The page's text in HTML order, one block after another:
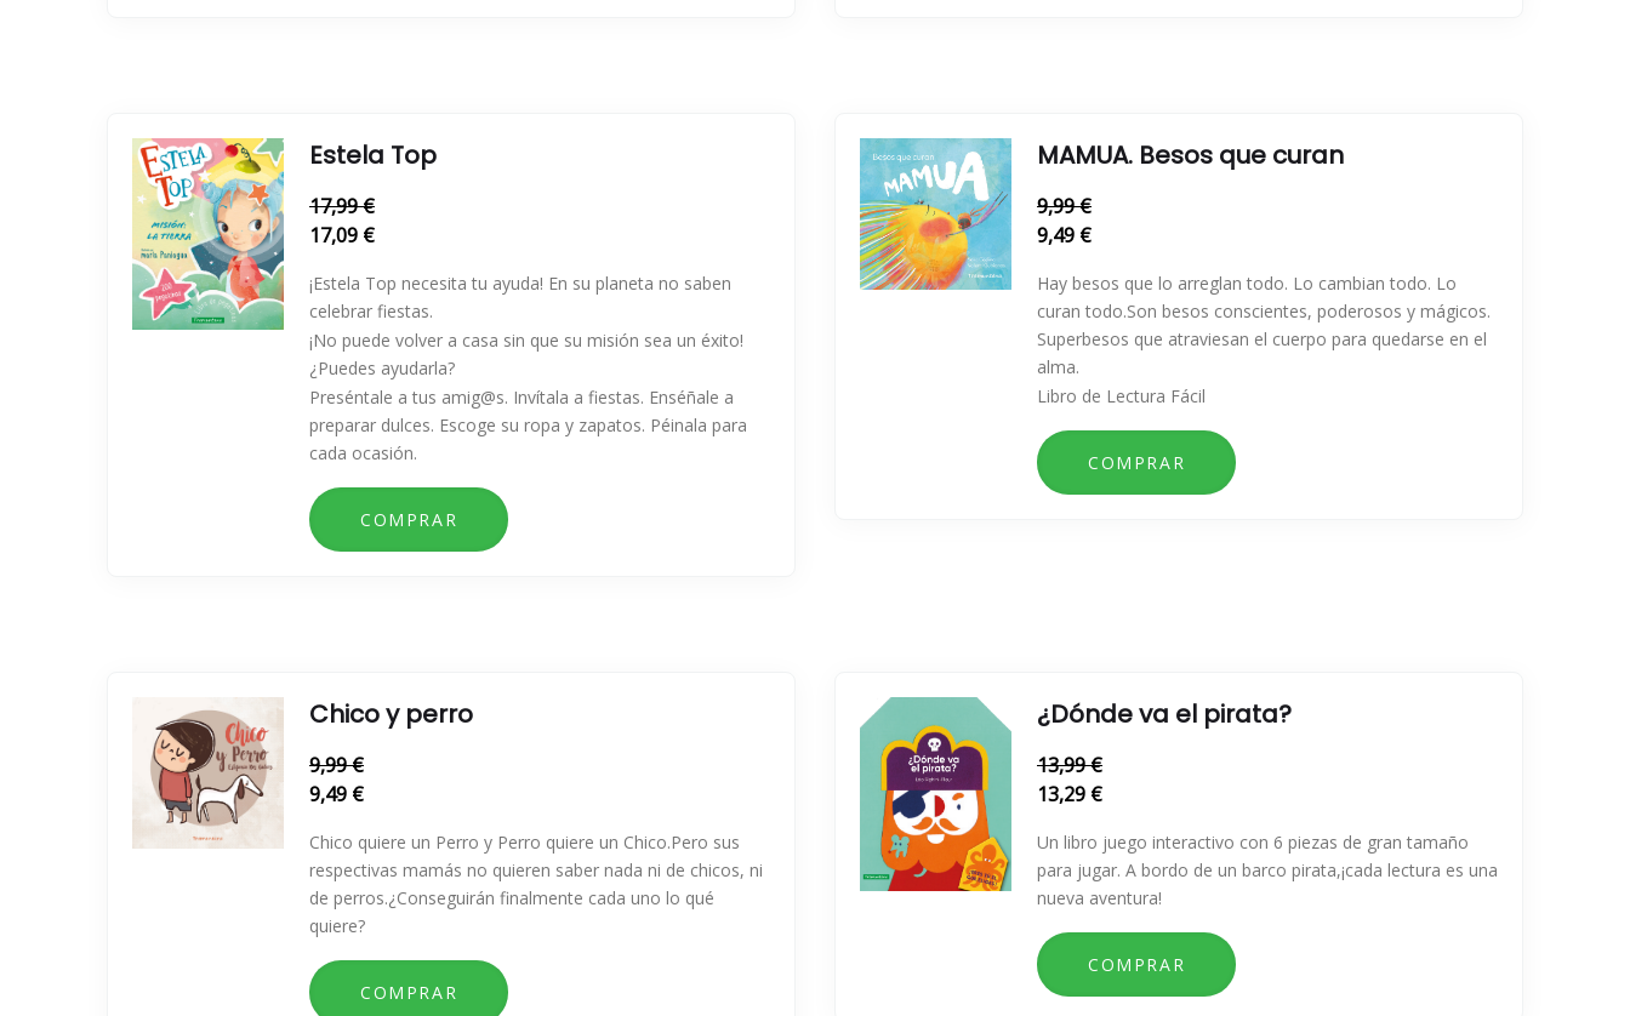
Estela Top
17,99 €
17,09 €
¡Estela Top necesita tu ayuda! En su planeta no saben
celebrar fiestas.
¡No puede volver a casa sin que su misión sea un éxito!
¿Puedes ayudarla?
Preséntale a tus amig@s. Invítala a fiestas. Enséñale a
preparar dulces. Escoge su ropa y zapatos. Péinala para
cada ocasión.
MAMUA. Besos que curan
9,99 €
9,49 €
Hay besos que lo arreglan todo. Lo cambian todo. Lo
curan todo.Son besos conscientes, poderosos y mágicos.
Superbesos que atraviesan el cuerpo para quedarse en el
alma.
Libro de Lectura Fácil
Chico y perro
9,99 €
9,49 €
Chico quiere un Perro y Perro quiere un Chico.Pero sus
respectivas mamás no quieren saber nada ni de chicos, ni
de perros.¿Conseguirán finalmente cada uno lo qué
quiere?
¿Dónde va el pirata?
13,99 €
13,29 €
Un libro juego interactivo con 6 piezas de gran tamaño
para jugar. A bordo de un barco pirata,¡cada lectura es una
nueva aventura!